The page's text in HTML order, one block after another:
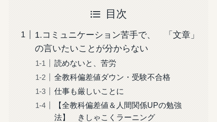
目次
1.コミュニケーション苦手で、 「文章」
の言いたいことが分からない
読めないと、苦労
全教科偏差値ダウン・受験不合格
仕事も厳しいことに
【全教科偏差値＆人間関係UPの勉強
法】 きしゃこくラーニング